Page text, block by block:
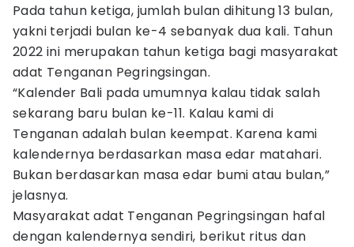
Pada tahun ketiga, jumlah bulan dihitung 13 bulan,
yakni terjadi bulan ke-4 sebanyak dua kali. Tahun
2022 ini merupakan tahun ketiga bagi masyarakat
adat Tenganan Pegringsingan.
“Kalender Bali pada umumnya kalau tidak salah
sekarang baru bulan ke-11. Kalau kami di
Tenganan adalah bulan keempat. Karena kami
kalendernya berdasarkan masa edar matahari.
Bukan berdasarkan masa edar bumi atau bulan,”
jelasnya.
Masyarakat adat Tenganan Pegringsingan hafal
dengan kalendernya sendiri, berikut ritus dan